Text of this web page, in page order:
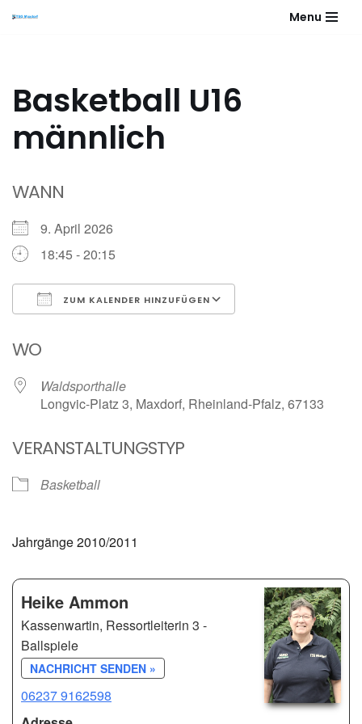
Menu
Basketball U16
männlich
WANN
9. April 2026
18:45 - 20:15
ZUM KALENDER HINZUFÜGEN
WO
Waldsporthalle
Longvic-Platz 3, Maxdorf, Rheinland-Pfalz, 67133
VERANSTALTUNGSTYP
Basketball
Jahrgänge 2010/2011
Heike Ammon
Kassenwartin, Ressortleiterin 3 -
Ballspiele
NACHRICHT SENDEN »
06237 9162598